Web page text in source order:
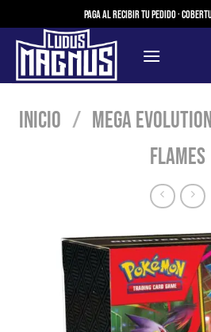
al
contenido
Paga al recibir tu pedido ·
Inicio / Mega Evolution
Flames